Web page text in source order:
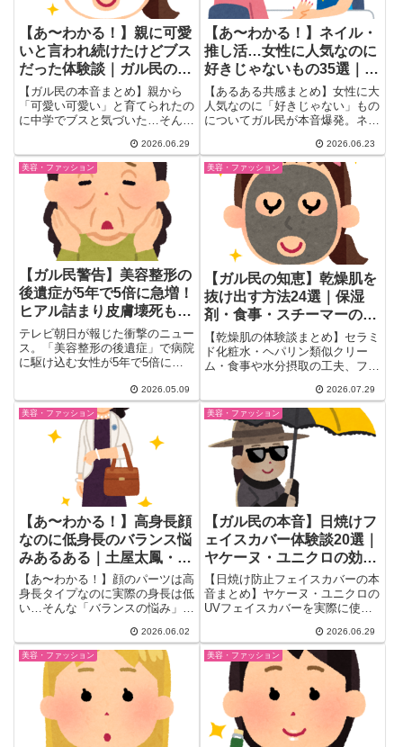
【あ〜わかる！】親に可愛
いと言われ続けたけどブス
だった体験談｜ガル民の本
音と自己肯定感の話
【ガル民の本音まとめ】親から
「可愛い可愛い」と育てられたの
に中学でブスと気づいた…そんな
の可愛いは顔じゃなく存在への
愛」説から、逆に親にブスと言わ
れた自己肯定感崩壊例まで。容姿
コンプレックスの乗り越え方も必
2026.06.29
【あ〜わかる！】ネイル・
推し活…女性に人気なのに
好きじゃないもの35選｜ガ
ル民の本音
【あるある共感まとめ】女性に大
人気なのに「好きじゃない」もの
についてガル民が本音爆発。ネイ
い活・ちいかわ・ディズニー…
389人のリアルな声を厳選。共感
しすぎて震えるものばかり！
2026.06.23
美容・ファッション
【ガル民警告】美容整形の
後遺症が5年で5倍に急増！
ヒアル詰まり皮膚壊死も…
「だからやめとけとあれほ
ど」海外整形ブームに猛反
発
テレビ朝日が報じた衝撃のニュー
ス。「美容整形の後遺症」で病院
に駆け込む女性が5年で5倍に急
2026.05.09
美容・ファッション
【ガル民の知恵】乾燥肌を
抜け出す方法24選｜保湿
剤・食事・スチーマーの体
験談
【乾燥肌の体験談まとめ】セラミ
ド化粧水・ヘパリン類似クリー
ム・食事や水分摂取の工夫、フェ
人のリアルな声を厳選。皮膚科に
行くべきタイミングや実際に使っ
た商品名まで、検索しても出てこ
ないリアルな本音がまるごとわか
ります。
2026.07.29
美容・ファッション
【あ〜わかる！】高身長顔
なのに低身長のバランス悩
みあるある｜土屋太鳳・高
梨沙羅も同タイプ？スタイ
リング術20選
【あ〜わかる！】顔のパーツは高
身長タイプなのに実際の身長は低
い…そんな「バランスの悩み」を
バイスをまとめ。土屋太鳳・高梨
沙羅・板野友美も同タイプ？芸能
人事例とスタイリングのコツ、ヘ
アスタイル・ファッション術を
20選でご紹介。
2026.06.02
美容・ファッション
【ガル民の本音】日焼けフ
ェイスカバー体験談20選｜
ヤケーヌ・ユニクロの効
果・蒸れ比較
【日焼け防止フェイスカバーの本
音まとめ】ヤケーヌ・ユニクロの
UVフェイスカバーを実際に使っ
れる？効果ある？自転車通勤でも
使える？こめかみのシミ予防にな
る？徒歩通勤・車通勤別のリアル
な声と製品比較をまとめました。
2026.06.29
美容・ファッション 美容・ファッション